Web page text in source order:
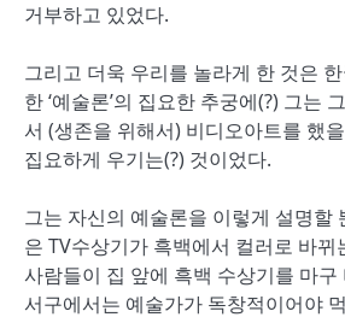
거부하고 있었다.
그리고 더욱 우리를 놀라게 한 것은
한 ‘예술론’의 집요한 추궁에(?) 그는
서 (생존을 위해서) 비디오아트를 했
집요하게 우기는(?) 것이었다.
그는 자신의 예술론을 이렇게 설명할
은 TV수상기가 흑백에서 컬러로 바뀌
사람들이 집 앞에 흑백 수상기를 마
서구에서는 예술가가 독창적이어야